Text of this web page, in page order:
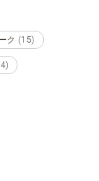
ク (15)